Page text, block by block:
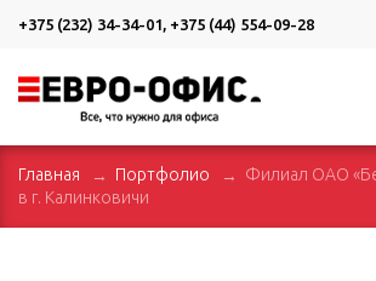
+375 (232) 34-34-01, +375 (44) 554-09-28
Главная Портфолио
Филиал ОАО
в г. Калинковичи